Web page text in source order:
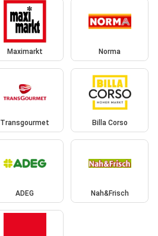
Maximarkt Norma
Transgourmet Billa Corso
ADEG Nah&Frisch